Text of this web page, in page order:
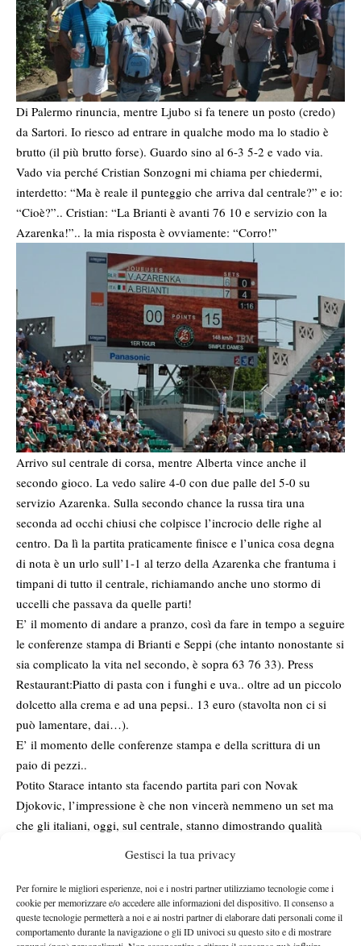
Gestisci la tua privacy
Per fornire le migliori esperienze, noi e i nostri partner utilizziamo tecnologie come i
cookie per memorizzare e/o accedere alle informazioni del dispositivo. Il consenso a
queste tecnologie permetterà a noi e ai nostri partner di elaborare dati personali come il
comportamento durante la navigazione o gli ID univoci su questo sito e di mostrare
Di Palermo rinuncia, mentre Ljubo si fa tenere un posto (credo)
da Sartori. Io riesco ad entrare in qualche modo ma lo stadio è
brutto (il più brutto forse). Guardo sino al 6-3 5-2 e vado via.
Vado via perché Cristian Sonzogni mi chiama per chiedermi,
interdetto: “Ma è reale il punteggio che arriva dal centrale?” e io:
“Cioè?”.. Cristian: “La Brianti è avanti 76 10 e servizio con la
Azarenka!”.. la mia risposta è ovviamente: “Corro!”
Arrivo sul centrale di corsa, mentre Alberta vince anche il
secondo gioco. La vedo salire 4-0 con due palle del 5-0 su
servizio Azarenka. Sulla secondo chance la russa tira una
seconda ad occhi chiusi che colpisce l’incrocio delle righe al
centro. Da lì la partita praticamente finisce e l’unica cosa degna
di nota è un urlo sull’1-1 al terzo della Azarenka che frantuma i
timpani di tutto il centrale, richiamando anche uno stormo di
uccelli che passava da quelle parti!
E’ il momento di andare a pranzo, così da fare in tempo a seguire
le conferenze stampa di Brianti e Seppi (che intanto nonostante si
sia complicato la vita nel secondo, è sopra 63 76 33). Press
Restaurant:Piatto di pasta con i funghi e uva.. oltre ad un piccolo
dolcetto alla crema e ad una pepsi.. 13 euro (stavolta non ci si
può lamentare, dai…).
E’ il momento delle conferenze stampa e della scrittura di un
paio di pezzi..
Potito Starace intanto sta facendo partita pari con Novak
Djokovic, l’impressione è che non vincerà nemmeno un set ma
che gli italiani, oggi, sul centrale, stanno dimostrando qualità
strappano l’applauso convinto del pubblico francese e Poto si
esalta. Lotta, fino a quando ne ha (cioè per poco)… Guardo ogni
tanto Flavia Pennetta sugli schermi della sala stampa che perde
contro la Hsieh (che Rino Tommassi in sala stampa associa al